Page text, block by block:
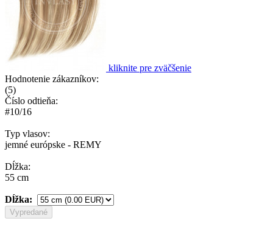
kliknite pre zväčšenie
Hodnotenie zákazníkov:
(5)
Číslo odtieňa:
#10/16
Typ vlasov:
jemné európske - REMY
Dĺžka:
55 cm
Dĺžka:
Vypredané